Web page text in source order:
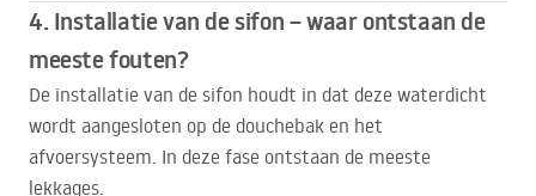
4. Installatie van de sifon – waar ontstaan de
meeste fouten?
De installatie van de sifon houdt in dat deze waterdicht
wordt aangesloten op de douchebak en het
afvoersysteem. In deze fase ontstaan de meeste
lekkages.